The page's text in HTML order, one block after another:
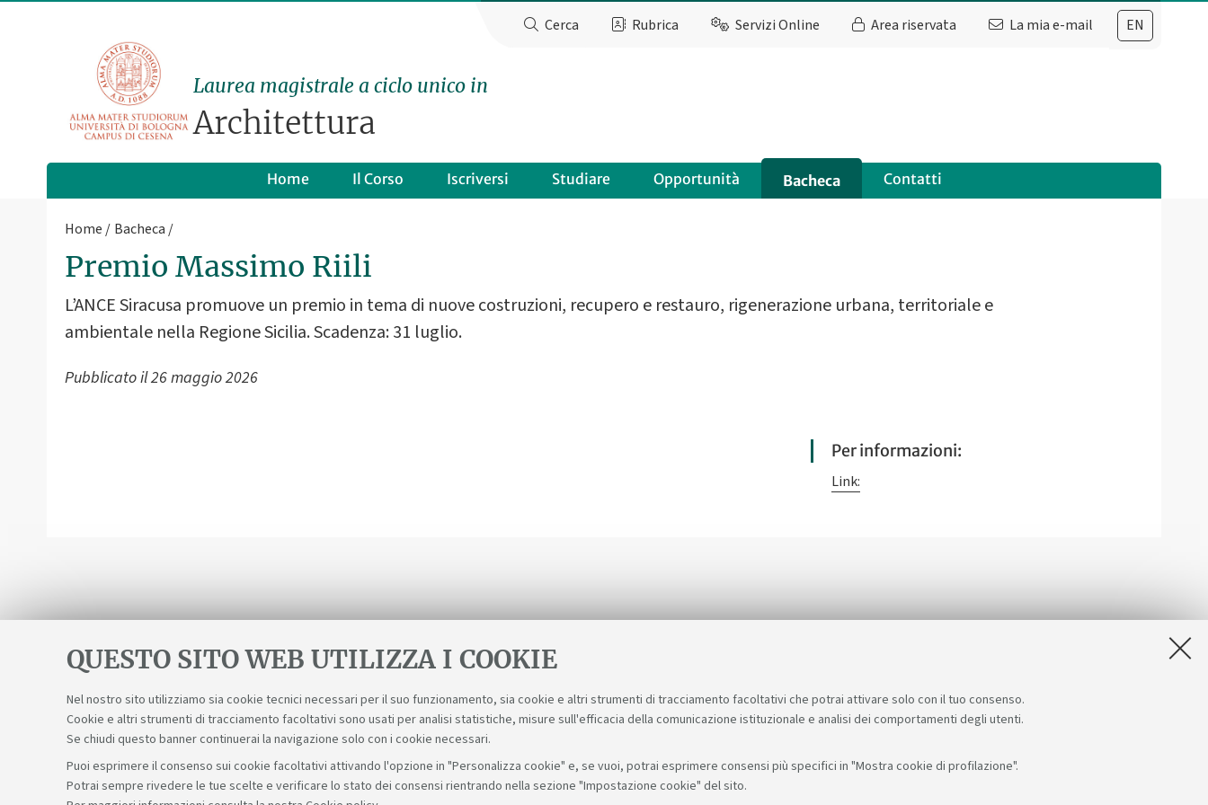
QUESTO SITO WEB UTILIZZA I COOKIE
Nel nostro sito utilizziamo sia cookie tecnici necessari per il suo funzionamento, sia cookie e altri strumenti di tracciamento facoltativi che potrai attivare solo con il tuo consenso.
Cookie e altri strumenti di tracciamento facoltativi sono usati per analisi statistiche, misure sull'efficacia della comunicazione istituzionale e analisi dei comportamenti degli utenti.
Se chiudi questo banner continuerai la navigazione solo con i cookie necessari.
Puoi esprimere il consenso sui cookie facoltativi attivando l'opzione in "Personalizza cookie" e, se vuoi, potrai esprimere consensi più specifici in "Mostra cookie di profilazione".
Potrai sempre rivedere le tue scelte e verificare lo stato dei consensi rientrando nella sezione "Impostazione cookie" del sito.
EN
Cerca Rubrica Servizi Online Area riservata La mia e-mail
Laurea magistrale a ciclo unico in
Architettura
Home Il Corso Iscriversi Studiare Opportunità Bacheca Contatti
Home Bacheca
Premio Massimo Riili
L’ANCE Siracusa promuove un premio in tema di nuove costruzioni, recupero e restauro, rigenerazione urbana, territoriale e
ambientale nella Regione Sicilia. Scadenza: 31 luglio.
Pubblicato il26 maggio 2026
Per informazioni:
Link: